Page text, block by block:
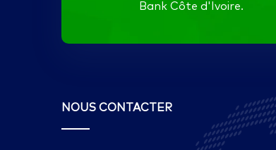
Bank Côte d'Ivoire.
NOUS CONTACTER